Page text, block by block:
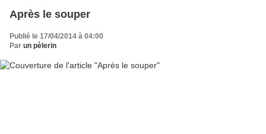
Après le souper
Publié le 17/04/2014 à 04:00
Par un pèlerin